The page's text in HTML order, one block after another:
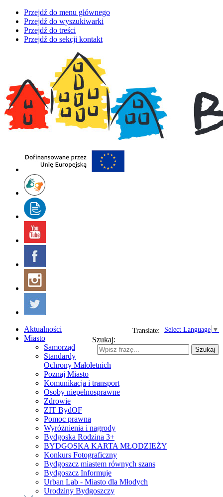
Przejdź do menu głównego
Przejdź do wyszukiwarki
Przejdź do treści
Przejdź do sekcji kontakt
Select Language ▼
Translate:
Szukaj:
Szukaj
Aktualności
Miasto
Samorząd
Standardy
Ochrony Małoletnich
Poznaj Miasto
Komunikacja i transport
Osoby niepełnosprawne
Zdrowie
ZIT BydOF
Pomoc prawna
Wyróżnienia i nagrody
Bydgoska Rodzina 3+
BYDGOSKA KARTA MŁODZIEŻY
Konkurs Fotograficzny
Bydgoszcz miastem równych szans
Bydgoszcz Informuje
Urban Lab - Miasto dla Młodych
Urodziny Bydgoszczy